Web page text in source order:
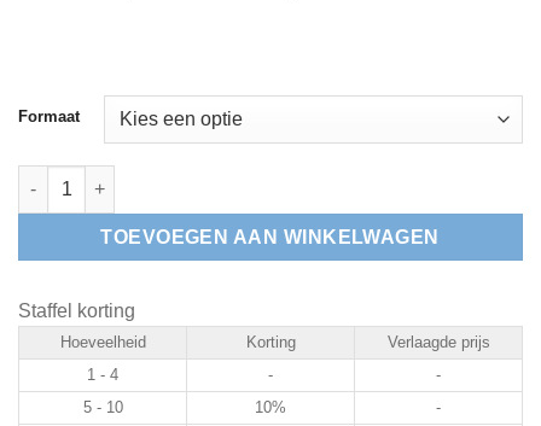
Formaat
Aluminium tafelbordje receptie aantal
TOEVOEGEN AAN WINKELWAGEN
Staffel korting
Hoeveelheid Korting
Verlaagde prijs
1 - 4
-
-
5 - 10
10%
-